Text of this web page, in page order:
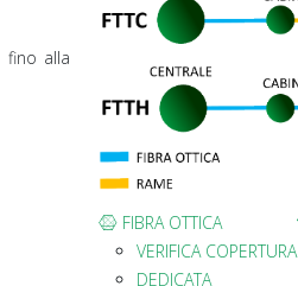
fino alla
FIBRA OTTICA
VERIFICA COPERTURA
DEDICATA